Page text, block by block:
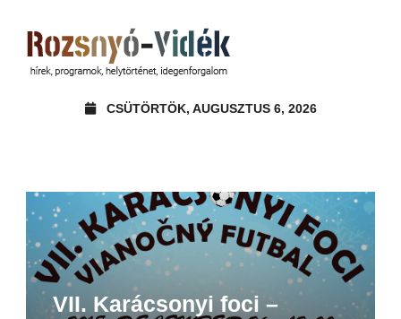
CSÜTÖRTÖK, AUGUSZTUS 6, 2026
VII. Karácsonyi foci –